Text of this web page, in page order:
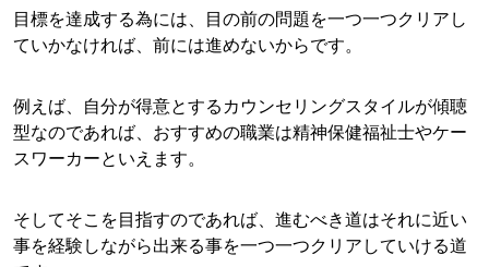
目標を達成する為には、目の前の問題を一つ一つクリアし
ていかなければ、前には進めないからです。
例えば、自分が得意とするカウンセリングスタイルが傾聴
型なのであれば、おすすめの職業は精神保健福祉士やケー
スワーカーといえます。
そしてそこを目指すのであれば、進むべき道はそれに近い
事を経験しながら出来る事を一つ一つクリアしていける道